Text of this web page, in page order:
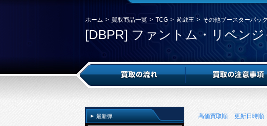
ホーム > 買取商品一覧 > TCG > 遊戯王 > その他ブースターパック
[DBPR] ファントム・リベン
高価買取順 更新日時順
最新弾